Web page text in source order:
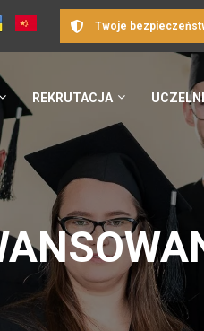
Twoje
REKRUTACJA